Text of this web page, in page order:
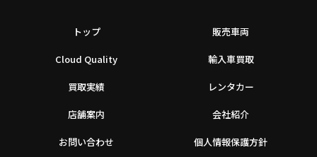
トップ 販売車両
Cloud Quality 輸入車買取
買取実績 レンタカー
店舗案内 会社紹介
お問い合わせ 個人情報保護方針